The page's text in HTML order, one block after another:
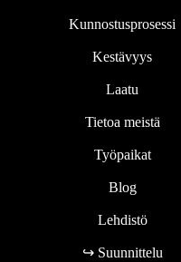
Kunnostusprosessi
Kestävyys
Laatu
Tietoa meistä
Työpaikat
Blog
Lehdistö
↪ Suunnittelu